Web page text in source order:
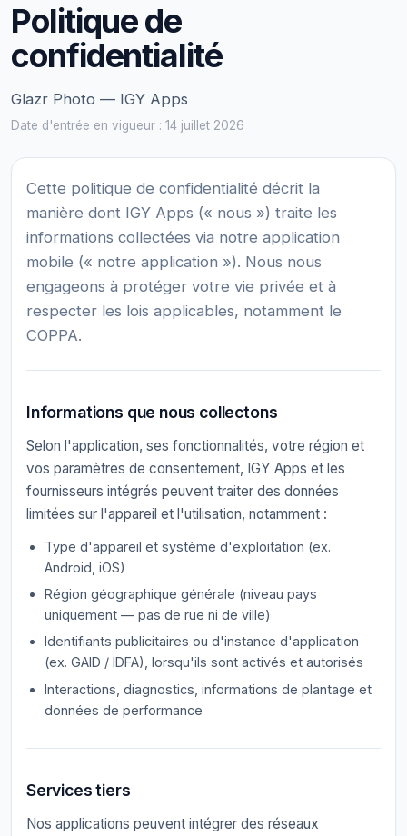
Politique de
confidentialité
Glazr Photo — IGY Apps
Date d'entrée en vigueur : 14 juillet 2026
Cette politique de confidentialité décrit la
manière dont IGY Apps (« nous ») traite les
informations collectées via notre application
mobile (« notre application »). Nous nous
engageons à protéger votre vie privée et à
respecter les lois applicables, notamment le
COPPA.
Informations que nous collectons
Selon l'application, ses fonctionnalités, votre région et
vos paramètres de consentement, IGY Apps et les
fournisseurs intégrés peuvent traiter des données
limitées sur l'appareil et l'utilisation, notamment :
Type d'appareil et système d'exploitation (ex.
Android, iOS)
Région géographique générale (niveau pays
uniquement — pas de rue ni de ville)
Identifiants publicitaires ou d'instance d'application
(ex. GAID / IDFA), lorsqu'ils sont activés et autorisés
Interactions, diagnostics, informations de plantage et
données de performance
Services tiers
Nos applications peuvent intégrer des réseaux